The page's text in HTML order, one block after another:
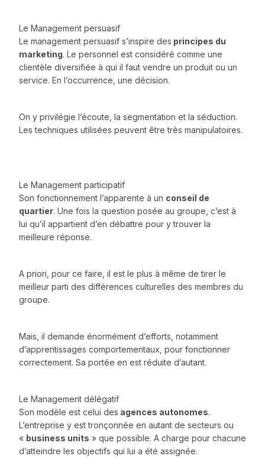
Le Management persuasif
Le management persuasif s’inspire des principes du
marketing. Le personnel est considéré comme une
clientèle diversifiée à qui il faut vendre un produit ou un
service. En l’occurrence, une décision.
On y privilégie l’écoute, la segmentation et la séduction.
Les techniques utilisées peuvent être très manipulatoires.
Le Management participatif
Son fonctionnement l’apparente à un conseil de
quartier. Une fois la question posée au groupe, c’est à
lui qu’il appartient d’en débattre pour y trouver la
meilleure réponse.
A priori, pour ce faire, il est le plus à même de tirer le
meilleur parti des différences culturelles des membres du
groupe.
Mais, il demande énormément d’efforts, notamment
d’apprentissages comportementaux, pour fonctionner
correctement. Sa portée en est réduite d’autant.
Le Management délégatif
Son modèle est celui des agences autonomes.
L’entreprise y est tronçonnée en autant de secteurs ou
« business units » que possible. A charge pour chacune
d’atteindre les objectifs qui lui a été assignée.